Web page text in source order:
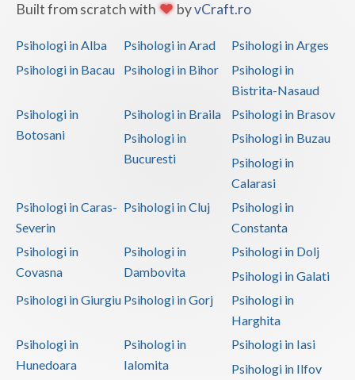
Built from scratch with byvCraft.ro
Psihologi in Alba Psihologi in Arad
Psihologi in Arges
Psihologi in Bacau
Psihologi in Bihor
Psihologi in
Bistrita-Nasaud
Psihologi in
Botosani
Psihologi in Braila
Psihologi in Brasov
Psihologi in
Bucuresti
Psihologi in Buzau
Psihologi in
Calarasi
Psihologi in Caras-
Severin
Psihologi in Cluj
Psihologi in
Constanta
Psihologi in
Covasna
Psihologi in
Dambovita
Psihologi in Dolj
Psihologi in Galati
Psihologi in Giurgiu Psihologi in Gorj
Psihologi in
Harghita
Psihologi in
Hunedoara
Psihologi in
Ialomita
Psihologi in Iasi
Psihologi in Ilfov